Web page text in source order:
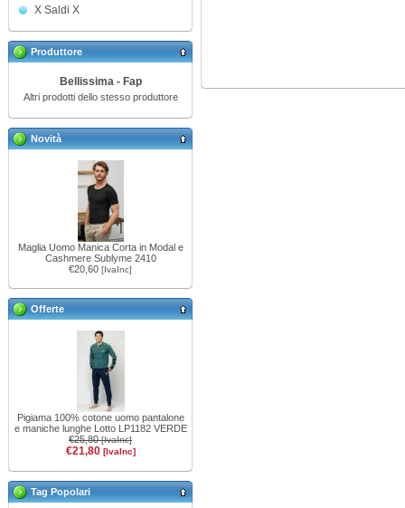
X Saldi X
Produttore
Bellissima - Fap
Altri prodotti dello stesso produttore
Novità
Maglia Uomo Manica Corta in Modal e
Cashmere Sublyme 2410
€20,60 [IvaInc]
Offerte
Pigiama 100% cotone uomo pantalone
e maniche lunghe Lotto LP1182 VERDE
€25,80[IvaInc]
€21,80 [IvaInc]
Tag Popolari